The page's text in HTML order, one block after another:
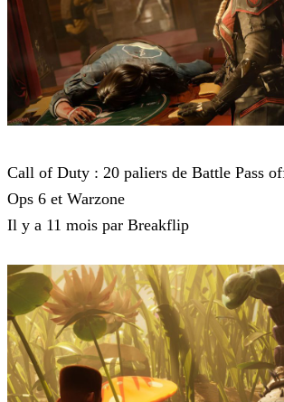
Call of Duty : 20 paliers de Battle Pass
Ops 6 et Warzone
Il y a 11 mois par Breakflip